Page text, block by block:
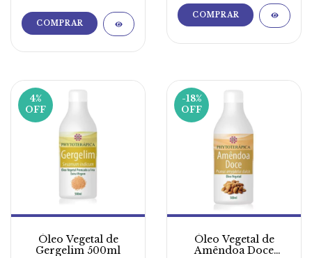
4%
OFF
Óleo Vegetal de
Gergelim 500ml
-18%
OFF
Óleo Vegetal de
Amêndoa Doce